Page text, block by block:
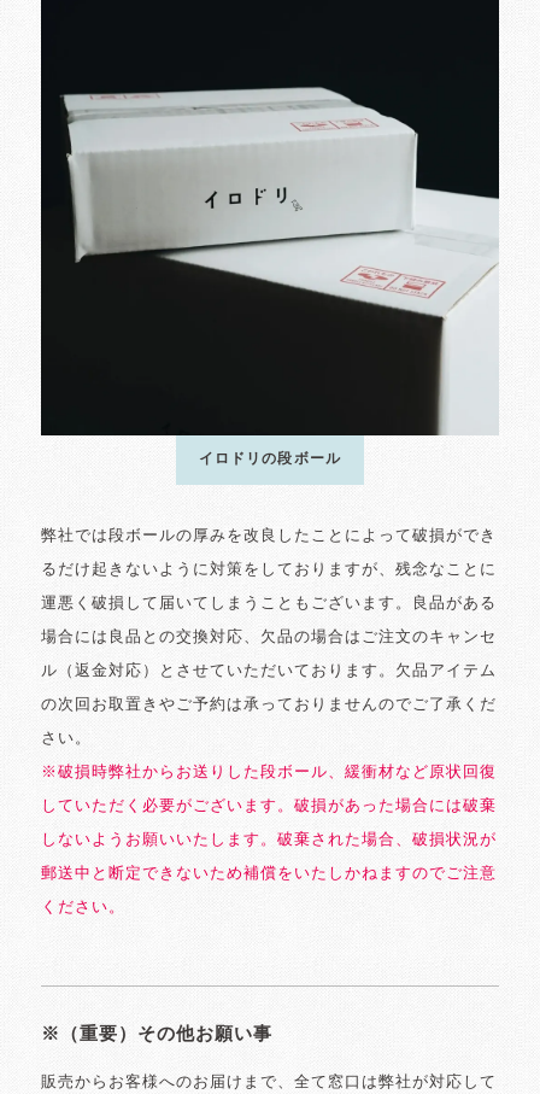
イロドリの段ボール
弊社では段ボールの厚みを改良したことによって破損ができ
るだけ起きないように対策をしておりますが、残念なことに
運悪く破損して届いてしまうこともございます。良品がある
場合には良品との交換対応、欠品の場合はご注文のキャンセ
ル（返金対応）とさせていただいております。欠品アイテム
の次回お取置きやご予約は承っておりませんのでご了承くだ
さい。
※破損時弊社からお送りした段ボール、緩衝材など原状回復
していただく必要がございます。破損があった場合には破棄
しないようお願いいたします。破棄された場合、破損状況が
郵送中と断定できないため補償をいたしかねますのでご注意
ください。
※（重要）その他お願い事
販売からお客様へのお届けまで、全て窓口は弊社が対応して